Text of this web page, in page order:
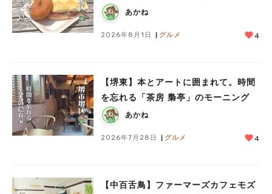
あかね
2026年8月1日 グルメ 4
【堺東】本とアートに囲まれて。時間
を忘れる「茶房 梟亭」のモーニング
あかね
2026年7月28日 グルメ 4
【中百舌鳥】ファーマーズカフェモズ